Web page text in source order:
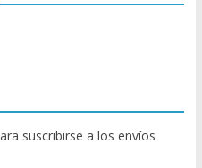
suscribirse a los envíos